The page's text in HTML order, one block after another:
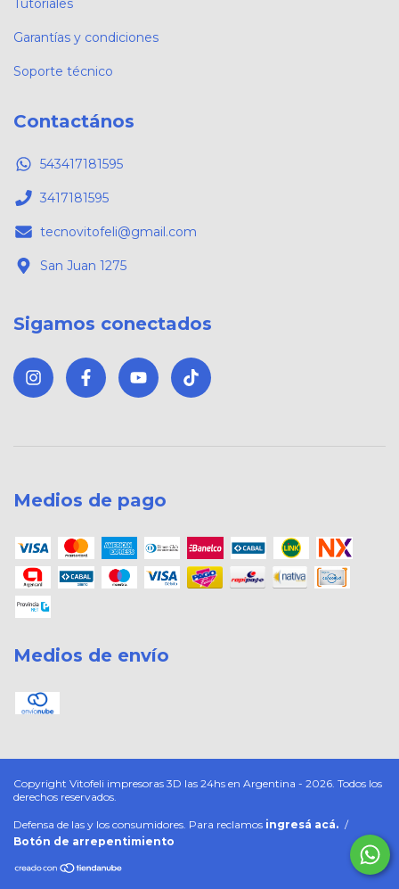
Tutoriales
Garantías y condiciones
Soporte técnico
Contactános
543417181595
3417181595
tecnovitofeli@gmail.com
San Juan 1275
Sigamos conectados
Medios de pago
Medios de envío
Copyright Vitofeli impresoras 3D las 24hs en Argentina - 2026. Todos los
derechos reservados.
Defensa de las y los consumidores. Para reclamos ingresá acá. /
Botón de arrepentimiento